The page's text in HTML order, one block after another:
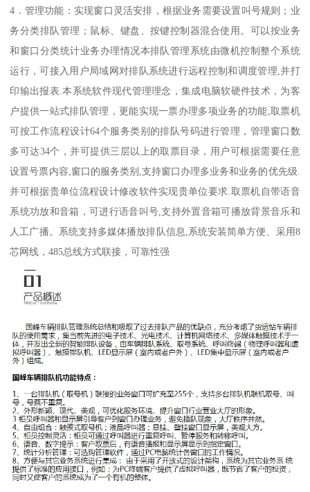
4．管理功能：实现窗口灵活安排，根据业务需要设置叫号规则；业
务分类排队管理；鼠标、键盘、按键控制器混合使用。可以按业务
和窗口分类统计业务办理情况本排队管理系统由微机控制整个系统
运行，可接入用户局域网对排队系统进行远程控制和调度管理,并打
印输出报表.本系统软件现代管理理念，集成电脑软硬件技术，为客
户提供一站式排队管理，更能实现一票办理多项业务的功能,取票机
可按工作流程设计64个服务类别的排队号码进行管理，管理窗口数
多可达34个，并可提供三层以上的取票目录，用户可根据需要任意
设置号票内容,窗口的服务类别,支持窗口办理多业务和业务的优先级.
并可根据贵单位流程设计修改软件实现贵单位要求.取票机自带语音
系统功放和音箱，可进行语音叫号,支持外置音箱可播放背景音乐和
人工广播。系统支持多媒体播放排队信息,系统安装简单方便、采用8
芯网线，485总线方式联接，可靠性强